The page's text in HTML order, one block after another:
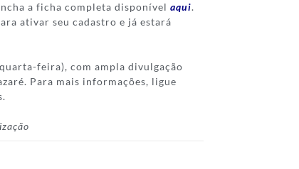
a ficha completa disponível aqui.
ativar seu cadastro e já estará
feira), com ampla divulgação
Para mais informações, ligue